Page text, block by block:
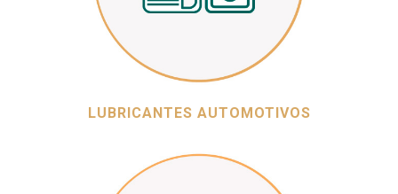
LUBRICANTES AUTOMOTIVOS